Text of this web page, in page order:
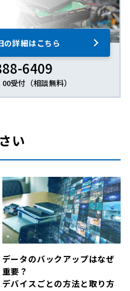
の詳細はこちら
6409
受付（相談無料）
い
データのバックアップはなぜ
重要？
デバイスごとの方法と取り方